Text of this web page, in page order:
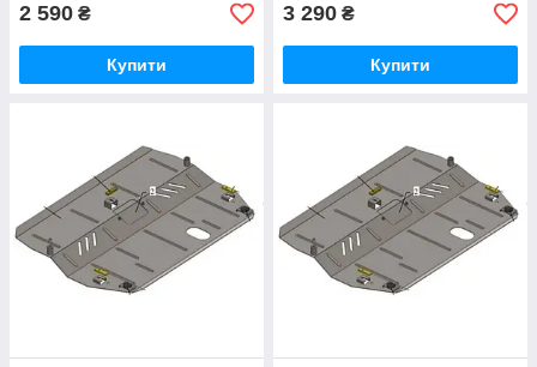
2 590 ₴
Купити
3 290 ₴
Купити